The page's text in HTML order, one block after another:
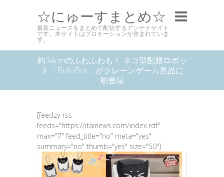
☆にゅーすまとめ☆
最新ニュースをまとめて配信するアンテナサイト
です。本サイトはプロモーションが含まれていま
す。
約34cmのふわふわも！ ネコ型配膳ロボッ
ト「BellaBot」がクレーンゲーム景品に
初登場
[feedzy-rss
feeds="https://itainews.com/index.rdf"
max="7" feed_title="no" meta="yes"
summary="no" thumb="yes" size="50"]